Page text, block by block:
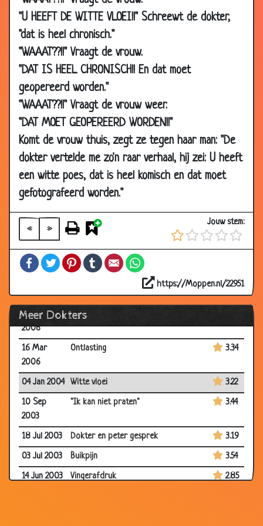
"U HEEFT DE WITTE VLOEI!!" Schreewt de dokter,
"dat is heel chronisch."
"WAAAT??!!" Vraagt de vrouw.
"DAT IS HEEL CHRONISCH!! En dat moet
geopereerd worden."
"WAAAT??!!" Vraagt de vrouw weer.
"DAT MOET GEOPEREERD WORDEN!!"
Komt de vrouw thuis, zegt ze tegen haar man: "De
dokter vertelde me zo'n raar verhaal, hij zei: U heeft
een witte poes, dat is heel komisch en dat moet
gefotografeerd worden."
« »
Jouw stem:
FacebookTwitterPinterestTumblrEmail
https://Moppen.nl/22951
Meer Dokters
05 Jul 2006
Oud vrouwtje
3.14
29 Jun
2006
Jagers
03 Jun
2006
Tritéoterole
22 Apr
2006
Tandarts
22 Apr
2006
Luciferpraat 3.08
21 Apr
2006
Gek of niet gek? 3.46
21 Apr
2006
Kikker 3.05
2006
2006
3.22
17 Mar
2006
Jong blijven
16 Mar
2006
Ontlasting 3.34
04 Jan 2004 Witte vloei
3.22
10 Sep
2003
"Ik kan niet praten" 3.44
18 Jul 2003 Dokter en peter gesprek
3.19
03 Jul 2003
Buikpijn
3.54
14 Jun 2003
Vingerafdruk
2.85